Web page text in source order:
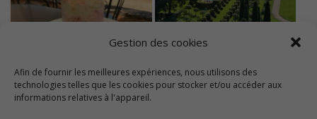
Gestion des cookies
Afin de fournir les meilleures expériences, nous utilisons des
technologies telles que les cookies pour stocker et/ou accéder aux
informations relatives à l'appareil.